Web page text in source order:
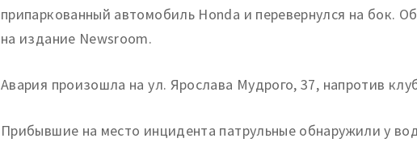
припаркованный автомобиль Honda и перевернулся на бок.
на издание Newsroom.
Авария произошла на ул. Ярослава Мудрого, 37, напротив
Прибывшие на место инцидента патрульные обнаружили у